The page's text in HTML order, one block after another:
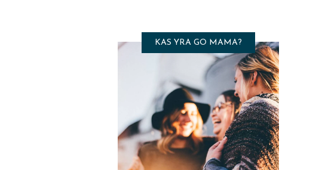
KAS YRA GO MAMA?